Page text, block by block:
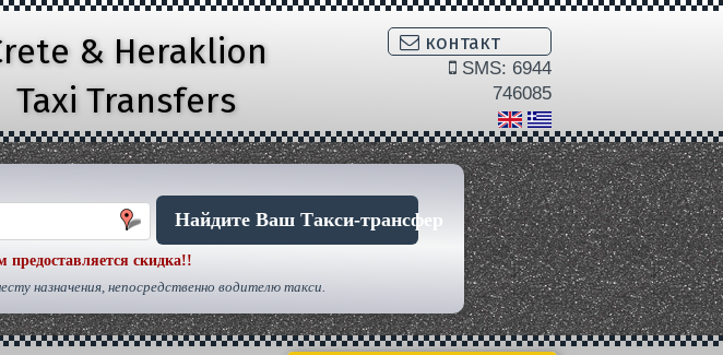
& Heraklion
Taxi Transfers
контакт
SMS: 6944
746085
Найдите Ваш Такси-трансфер
предоставляется скидка!!
назначения, непосредственно водителю такси.